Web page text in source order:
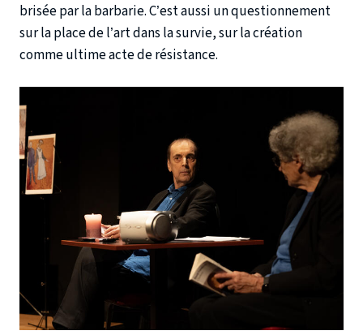
brisée par la barbarie. C’est aussi un questionnement
sur la place de l’art dans la survie, sur la création
comme ultime acte de résistance.